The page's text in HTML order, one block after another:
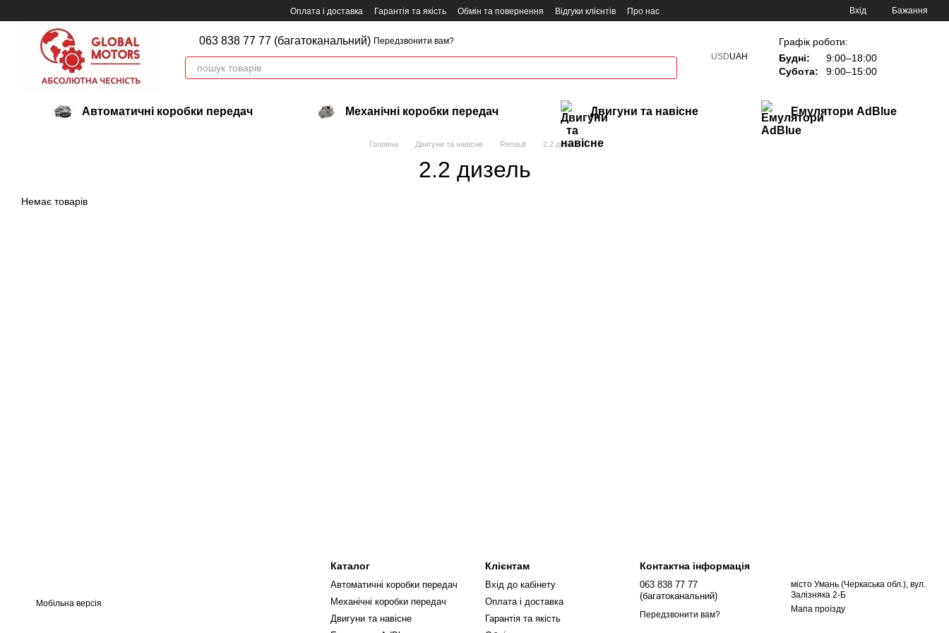
Оплата і доставка Гарантія та якість Обмін та повернення Відгуки клієнтів Про нас Вхід Бажання
063 838 77 77 (багатоканальний) Передзвонити вам?
USDUAH
Графік роботи:
Будні:
9:00–18:00
Субота:
9:00–15:00
Автоматичні коробки передач Механічні коробки передач Двигуни та навісне Емулятори AdBlue
Головна Двигуни та навісне Renault 2.2 дизель
2.2 дизель
Немає товарів
Мобільна версія
Каталог
Автоматичні коробки передач
Механічні коробки передач
Двигуни та навісне
Клієнтам
Вхід до кабінету
Оплата і доставка
Гарантія та якість
Контактна інформація
063 838 77 77
(багатоканальний)
Передзвонити вам?
місто Умань (Черкаська обл.), вул.
Залізняка 2-Б
Мапа проїзду